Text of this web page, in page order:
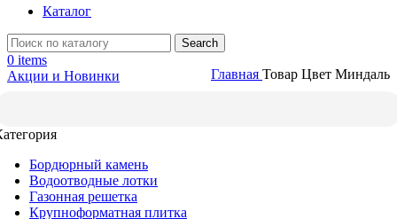
Каталог
Search
0 items
Акции и Новинки
Главная Товар Цвет Миндаль
Бордюрный камень
Водоотводные лотки
Газонная решетка
Крупноформатная плитка